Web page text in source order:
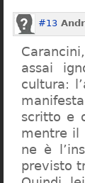
#13
assai
cultura:
scritto e
mentre il
ne è
previsto